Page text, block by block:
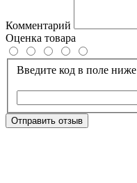
Комментарий
Оценка товара
Введите код в поле ниже
Отправить отзыв